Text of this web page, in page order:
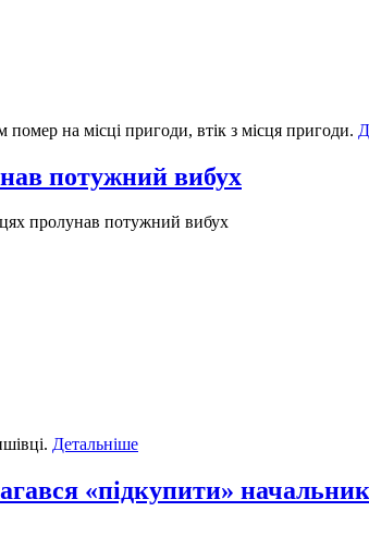
на місці пригоди, втік з місця пригоди.
потужний вибух
пролунав потужний вибух
Детальніше
«підкупити» начальника